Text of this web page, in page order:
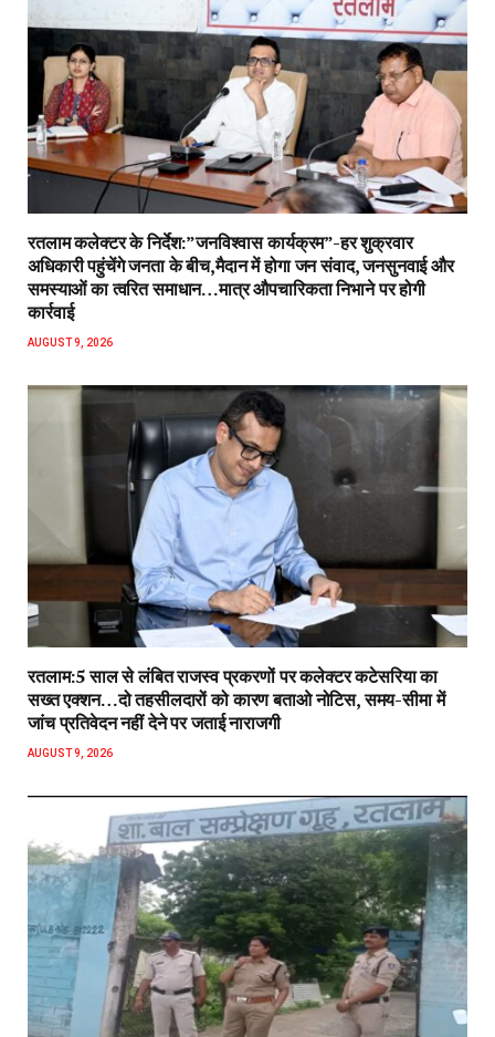
रतलाम कलेक्टर के निर्देश:”जनविश्वास कार्यक्रम”-हर शुक्रवार
अधिकारी पहुंचेंगे जनता के बीच,मैदान में होगा जन संवाद, जनसुनवाई और
समस्याओं का त्वरित समाधान…मात्र औपचारिकता निभाने पर होगी
कार्रवाई
AUGUST 9, 2026
रतलाम:5 साल से लंबित राजस्व प्रकरणों पर कलेक्टर कटेसरिया का
सख्त एक्शन…दो तहसीलदारों को कारण बताओ नोटिस, समय-सीमा में
जांच प्रतिवेदन नहीं देने पर जताई नाराजगी
AUGUST 9, 2026